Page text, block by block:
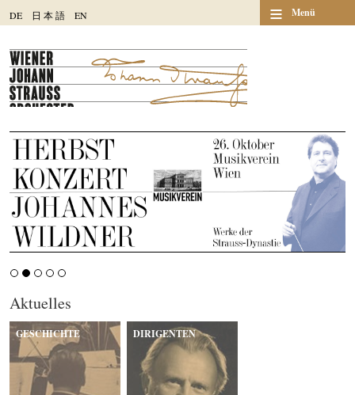
DE 日 本語 EN ≡ Menü
Aktuelles
GESCHICHTE DIRIGENTEN